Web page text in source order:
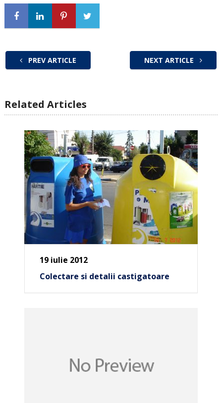
PREV ARTICLE NEXT ARTICLE
Related Articles
19 iulie 2012
Colectare si detalii castigatoare